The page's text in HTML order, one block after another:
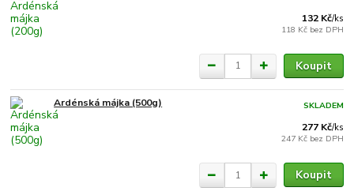
132 Kč/ks
118 Kč bez DPH
Koupit
Ardénská májka (500g)
277 Kč/ks
247 Kč bez DPH
SKLADEM
Koupit